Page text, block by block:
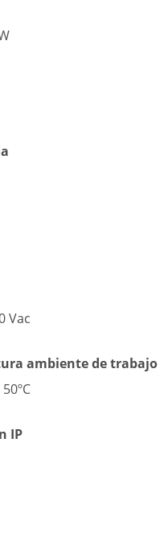
Vac
ambiente de trabajo
IP